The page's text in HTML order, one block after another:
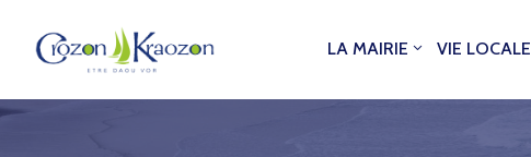
LA MAIRIE VIE LOCALE